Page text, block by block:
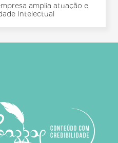
amplia atuação e
Intelectual